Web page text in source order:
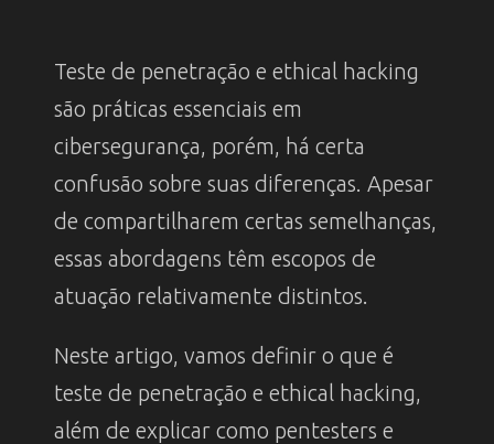
Teste de penetração e ethical hacking
são práticas essenciais em
cibersegurança, porém, há certa
confusão sobre suas diferenças. Apesar
de compartilharem certas semelhanças,
essas abordagens têm escopos de
atuação relativamente distintos.
Neste artigo, vamos definir o que é
teste de penetração e ethical hacking,
além de explicar como pentesters e